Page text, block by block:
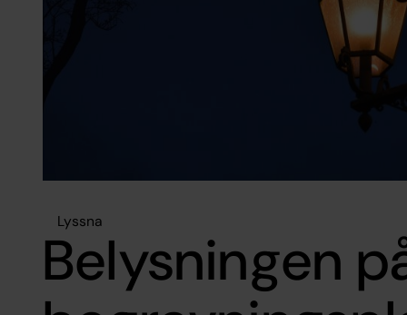
Lyssna
Belysningen